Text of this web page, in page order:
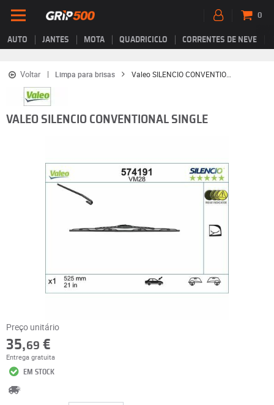
AUTO JANTES MOTA QUADRICICLO CORRENTES DE NEVE
0
Voltar Limpa para brisas Valeo SILENCIO CONVENTIONAL SINGLE
VALEO SILENCIO CONVENTIONAL SINGLE
Preço unitário
35,69 €
Entrega gratuita
EM STOCK